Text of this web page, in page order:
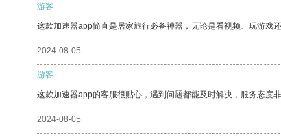
游客
这款加速器app简直是居家旅行必备神器，无论是看视频、玩游戏
2024-08-05
游客
这款加速器app的客服很贴心，遇到问题都能及时解决，服务态度非
2024-08-05